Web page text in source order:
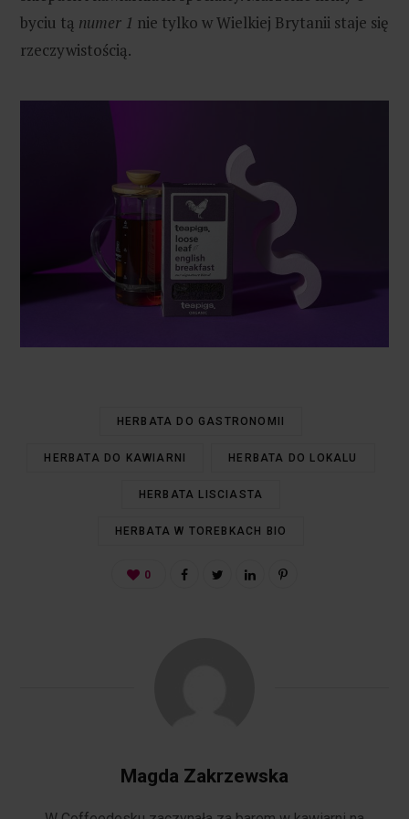
byciu tą numer 1 nie tylko w Wielkiej Brytanii staje się
rzeczywistością.
HERBATA DO GASTRONOMII
HERBATA DO KAWIARNI HERBATA DO LOKALU
HERBATA LISCIASTA
HERBATA W TOREBKACH BIO
0
Magda Zakrzewska